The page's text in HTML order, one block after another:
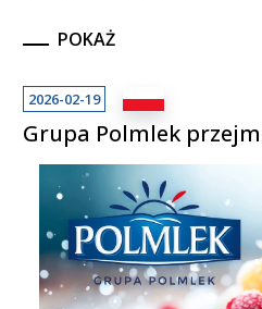
POKAŻ
2026-02-19
Grupa Polmlek